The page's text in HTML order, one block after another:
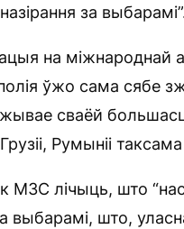
за
на міжнароднай
ўжо сама сябе
сваёй
Румыніі
МЗС лічыць, што
выбарамі, што,